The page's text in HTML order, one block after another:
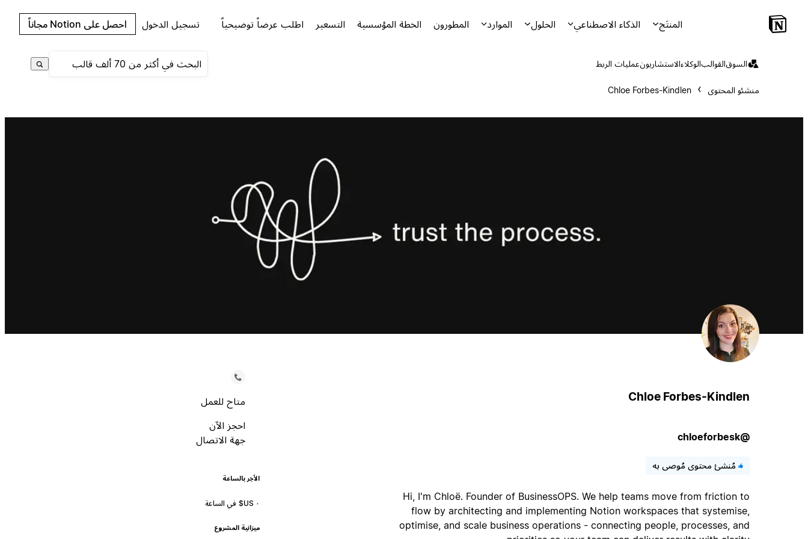
المنتَج الذكاء الاصطناعي الحلول الموارد المطورون الخطة المؤسسية التسعير اطلب عرضاً توضيحياً تسجيل الدخول احصل على Notion مجاناً
السوقالقوالبالوكلاءالاستشاريونعمليات الربط
منشئو المحتوى Chloe Forbes-Kindlen
Chloe Forbes-Kindlen
@chloeforbesk
مُنشئ محتوى مُوصى به
Hi, I'm Chloë. Founder of BusinessOPS. We help teams move from friction to
flow by architecting and implementing Notion workspaces that systemise,
optimise, and scale business operations - connecting people, processes, and
متاح للعمل
احجز الآن
جهة الاتصال
الأجر بالساعة
ميزانية المشروع